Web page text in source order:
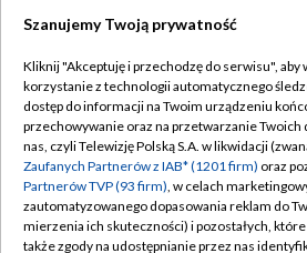
TVP
Abonament TVP
Emisja w TVP
Centrum informacji TVP
Naziemna Telewizja Cyfrowa
Regulamin
Polityka
Moje zgody
Pomoc
Szanujemy Twoją prywatność
Kliknij "Akceptuję i przechodzę do serwisu", aby
korzystanie z technologii automatycznego
dostęp do informacji na Twoim urządzeniu
przechowywanie oraz na przetwarzanie Twoich
nas, czyli Telewizję Polską S.A. w likwidacji
Zaufanych Partnerów z IAB* (1201 firm) oraz
Partnerów TVP (93 firm), w celach
zautomatyzowanego dopasowania reklam do
mierzenia ich skuteczności) i pozostałych,
także zgody na udostępnianie przez nas